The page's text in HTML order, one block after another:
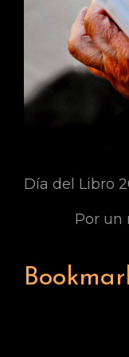
Día del Libro
Por un